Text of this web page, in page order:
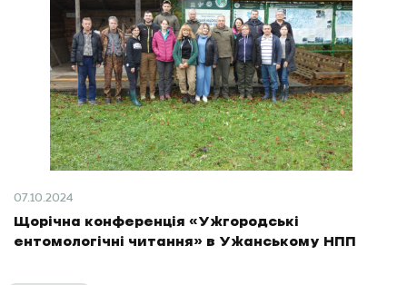
07.10.2024
Щорічна конференція «Ужгородські
ентомологічні читання» в Ужанському НПП